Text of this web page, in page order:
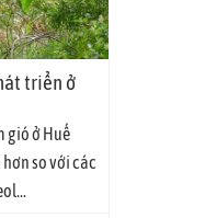
triển ở
gió ở Huế
so với các